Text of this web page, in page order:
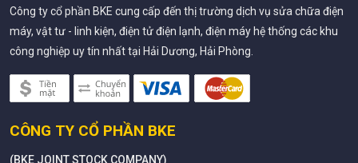
Công ty cổ phần BKE cung cấp đến thị trường dịch vụ sửa chữa điện
máy, vật tư - linh kiện, điện tử điện lạnh, điện máy hệ thống các khu
công nghiệp uy tín nhất tại Hải Dương, Hải Phòng.
CÔNG TY CỔ PHẦN BKE
(BKE JOINT STOCK COMPANY)